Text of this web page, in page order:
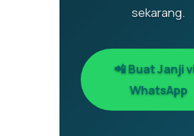
sekarang.
📲 Buat Janji
WhatsApp